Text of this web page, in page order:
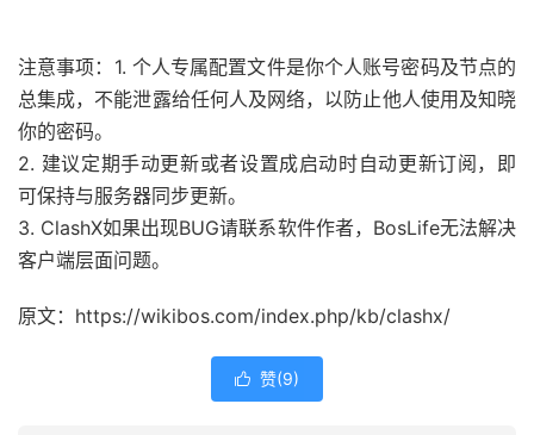
注意事项： 1. 个人专属配置文件是你个人账号密码及节点的
总集成，不能泄露给任何人及网络，以防止他人使用及知晓
你的密码。
2. 建议定期手动更新或者设置成启动时自动更新订阅，即
可保持与服务器同步更新。
3. ClashX如果出现BUG请联系软件作者，BosLife无法解决
客户端层面问题。
原文：https://wikibos.com/index.php/kb/clashx/
 赞(9)